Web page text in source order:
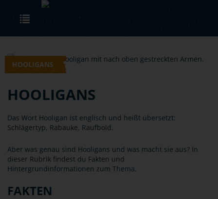
Skip to main content
HOOLIGANS
HOOLIGANS
Das Wort Hooligan ist englisch und heißt übersetzt:
Schlägertyp, Rabauke, Raufbold.
Aber was genau sind Hooligans und was macht sie aus? In
dieser Rubrik findest du Fakten und
Hintergrundinformationen zum Thema.
FAKTEN